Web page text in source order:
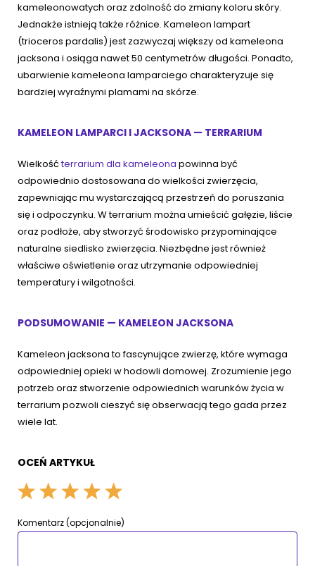
kameleonowatych oraz zdolność do zmiany koloru skóry.
Jednakże istnieją także różnice. Kameleon lampart
(trioceros pardalis) jest zazwyczaj większy od kameleona
jacksona i osiąga nawet 50 centymetrów długości. Ponadto,
ubarwienie kameleona lamparciego charakteryzuje się
bardziej wyraźnymi plamami na skórze.
KAMELEON LAMPARCI I JACKSONA — TERRARIUM
Wielkośćterrarium dla kameleona powinna być
odpowiednio dostosowana do wielkości zwierzęcia,
zapewniając mu wystarczającą przestrzeń do poruszania
się i odpoczynku. W terrarium można umieścić gałęzie, liście
oraz podłoże, aby stworzyć środowisko przypominające
naturalne siedlisko zwierzęcia. Niezbędne jest również
właściwe oświetlenie oraz utrzymanie odpowiedniej
temperatury i wilgotności.
PODSUMOWANIE — KAMELEON JACKSONA
Kameleon jacksona to fascynujące zwierzę, które wymaga
odpowiedniej opieki w hodowli domowej. Zrozumienie jego
potrzeb oraz stworzenie odpowiednich warunków życia w
terrarium pozwoli cieszyć się obserwacją tego gada przez
wiele lat.
OCEŃ ARTYKUŁ
Komentarz (opcjonalnie)